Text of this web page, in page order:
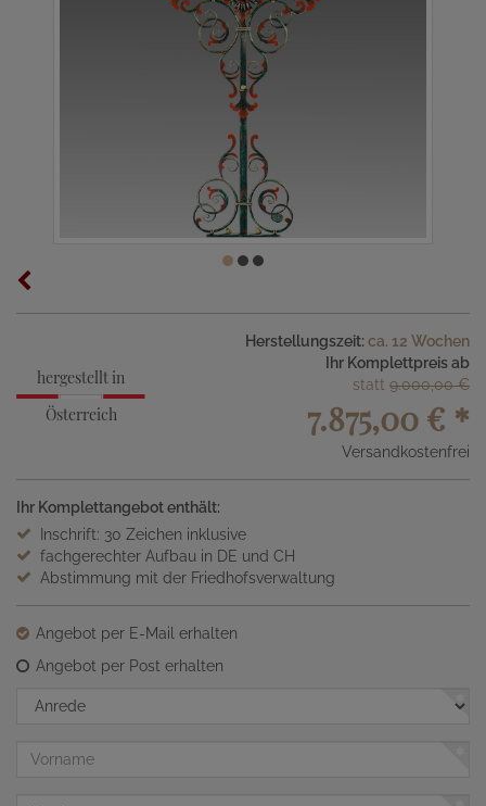
hergestellt in
Österreich
Herstellungszeit: ca. 12 Wochen
Ihr Komplettpreis ab
statt 9.000,00 €
7.875,00 € *
Versandkostenfrei
Ihr Komplettangebot enthält:
Inschrift: 30 Zeichen inklusive
fachgerechter Aufbau in DE und CH
Abstimmung mit der Friedhofsverwaltung
Angebot per E-Mail erhalten
Angebot per Post erhalten
Anrede
Vorname